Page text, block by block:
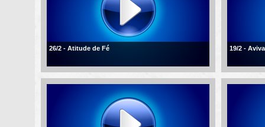
26/2 - Atitude de Fé 19/2 -